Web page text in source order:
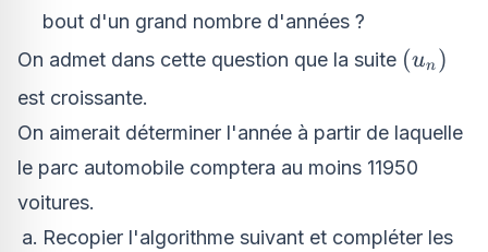
bout d'un grand nombre d'années ?
On admet dans cette question que la suite (un )
est croissante.
On aimerait déterminer l'année à partir de laquelle
le parc automobile comptera au moins 11950
voitures.
Recopier l'algorithme suivant et compléter les